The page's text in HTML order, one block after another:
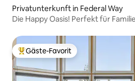
Privatunterkunft in Federal Way
Die Happy Oasis! Perfekt für
Beliebter Gäste-Favorit.
Gäste-Favorit